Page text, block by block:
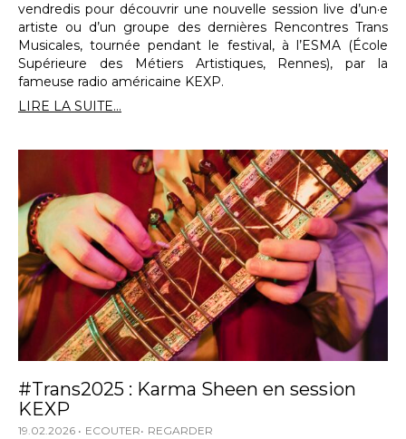
vendredis pour découvrir une nouvelle session live d’un·e
artiste ou d’un groupe des dernières Rencontres Trans
Musicales, tournée pendant le festival, à l’ESMA (École
Supérieure des Métiers Artistiques, Rennes), par la
fameuse radio américaine KEXP.
LIRE LA SUITE...
#Trans2025 : Karma Sheen en session
KEXP
19.02.2026 ECOUTER REGARDER